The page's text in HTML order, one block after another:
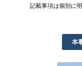
記載事項は個別に
本